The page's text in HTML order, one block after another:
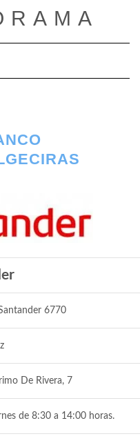
modo de navegación
6770
De Rivera, 7
de 8:30 a 14:00 horas.